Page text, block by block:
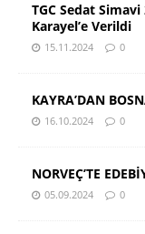
TGC Sedat
Karayel’e Verildi
15.11.2024 0
KAYRA’DAN
16.10.2024 0
NORVEÇ’TE
05.09.2024 0